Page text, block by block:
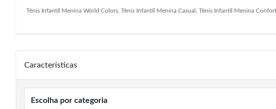
Tênis Infantil Menina World Colors, Tênis Infantil Menina Casual, Tênis Infantil Menina
Características
Escolha por categoria